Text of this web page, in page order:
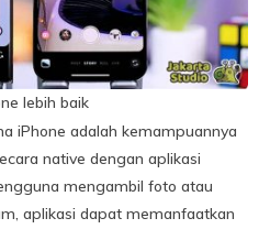
lebih baik
iPhone adalah kemampuannya
native dengan aplikasi
mengambil foto atau
aplikasi dapat memanfaatkan